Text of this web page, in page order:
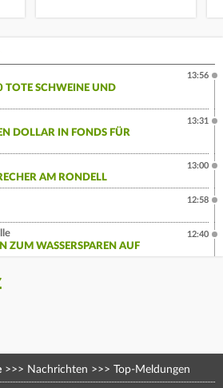
TOTE SCHWEINE UND
13:56
DOLLAR IN FONDS FÜR
13:31
AM RONDELL
13:00
12:58
ZUM WASSERSPAREN AUF
12:40
>>> Nachrichten >>> Top-Meldungen